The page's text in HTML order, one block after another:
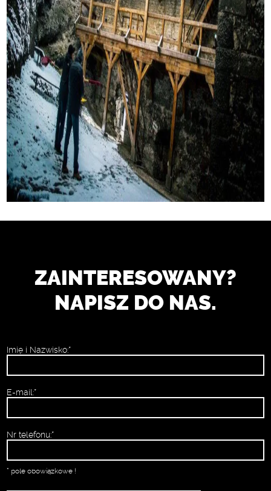
ZAINTERESOWANY?
NAPISZ DO NAS.
Imię i Nazwisko:*
E-mail:*
Nr telefonu:*
* pole obowiązkowe !